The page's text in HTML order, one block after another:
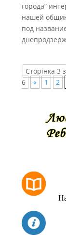
города”
нашей
под
Сторінка 3 з
6
« 1 2